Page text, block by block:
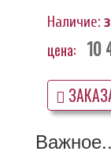
Наличие:
цена: 10